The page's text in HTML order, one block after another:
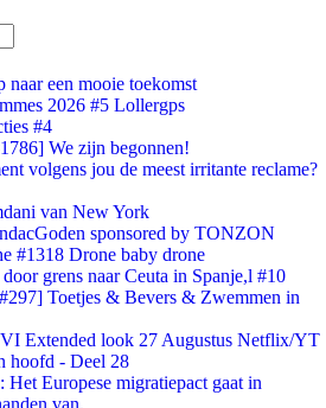
een mooie toekomst
2026 #5 Lollergps
#4
We zijn begonnen!
volgens jou de meest irritante reclame?
van New York
sponsored by TONZON
#1318 Drone baby drone
grens naar Ceuta in Spanje,l #10
Toetjes & Bevers & Zwemmen in
Extended look 27 Augustus Netflix/YT
hoofd - Deel 28
Het Europese migratiepact gaat in
van.